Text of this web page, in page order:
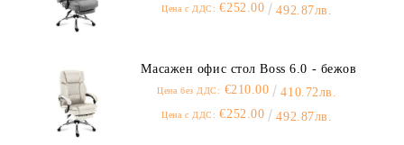
Цена с ДДС: €252.00 492.87лв.
Масажен офис стол Boss 6.0 - бежов
Цена без ДДС: €210.00 410.72лв.
Цена с ДДС: €252.00 492.87лв.